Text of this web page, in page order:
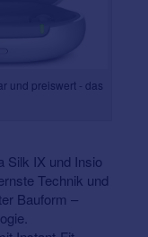
und preiswert - das
Silk IX und Insio
Technik und
Bauform –